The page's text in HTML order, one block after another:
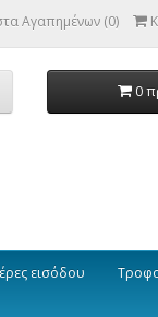
Αγαπημένων (0)
0
εισόδου